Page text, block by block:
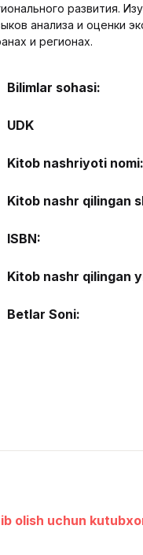
развития.
анализа и оценки
и регионах.
Bilimlar sohasi:
UDK
Kitob nashriyoti nomi:
Kitob nashr qilingan
ISBN:
Kitob nashr qilingan
Betlar Soni:
olish uchun